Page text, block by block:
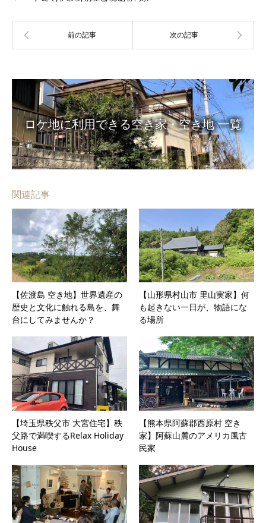
ロケ地に利用できる空き家・空き地 一覧
関連記事
【佐渡島 空き地】世界遺産の
歴史と文化に触れる島を、舞
台にしてみませんか？
【山形県村山市 里山実家】何
も起きない一日が、物語にな
る場所
【埼玉県秩父市 大宮住宅】秩
父路で満喫するRelax Holiday
House
【熊本県阿蘇郡西原村 空き
家】阿蘇山麓のアメリカ風古
民家